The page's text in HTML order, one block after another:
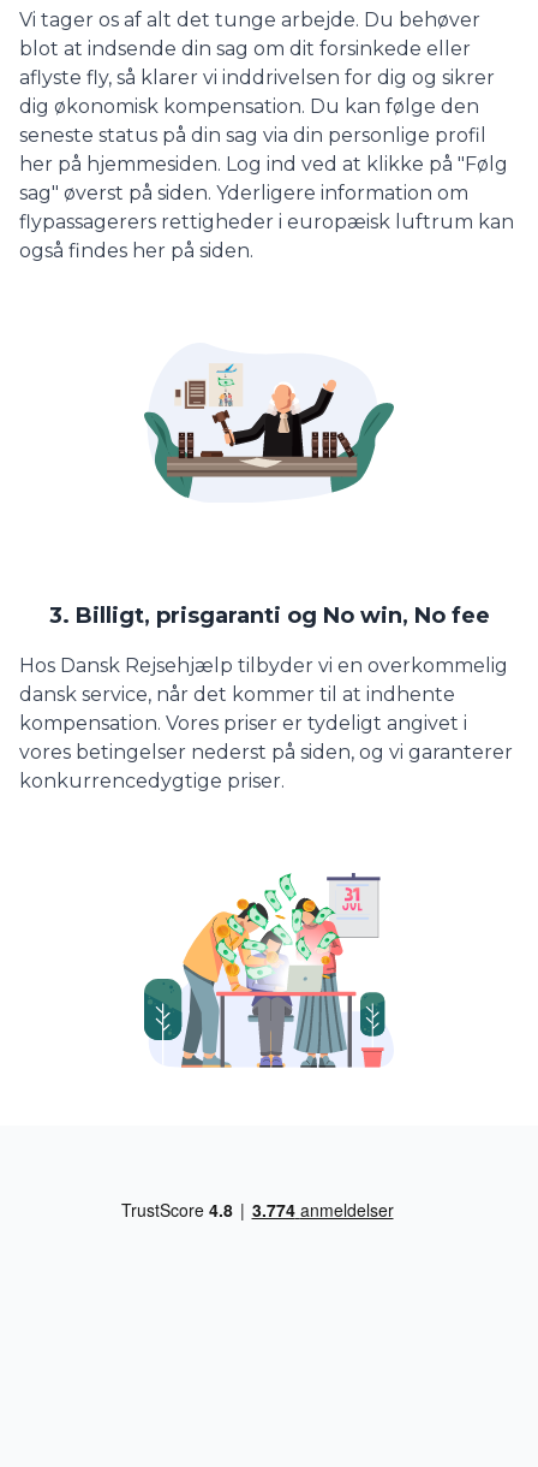
Vi tager os af alt det tunge arbejde. Du behøver
blot at indsende din sag om dit forsinkede eller
aflyste fly, så klarer vi inddrivelsen for dig og sikrer
dig økonomisk kompensation. Du kan følge den
seneste status på din sag via din personlige profil
her på hjemmesiden. Log ind ved at klikke på "Følg
sag" øverst på siden. Yderligere information om
flypassagerers rettigheder i europæisk luftrum kan
også findes her på siden.
3. Billigt, prisgaranti og No win, No fee
Hos Dansk Rejsehjælp tilbyder vi en overkommelig
dansk service, når det kommer til at indhente
kompensation. Vores priser er tydeligt angivet i
vores betingelser nederst på siden, og vi garanterer
konkurrencedygtige priser.